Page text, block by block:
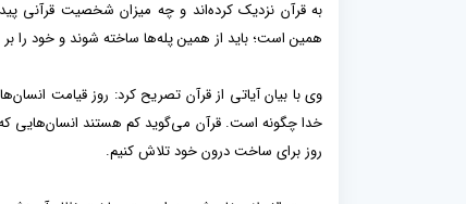
به قرآن نزدیک کرده‌اند و چه میزان شخصیت قرآنی
همین است؛ باید از همین پله‌ها ساخته شوند و خود را
وی با بیان آیاتی از قرآن تصریح کرد: روز قیامت
خدا چگونه است. قرآن می‌گوید کم هستند انسان‌هایی که
روز برای ساخت درون خود تلاش کنیم.